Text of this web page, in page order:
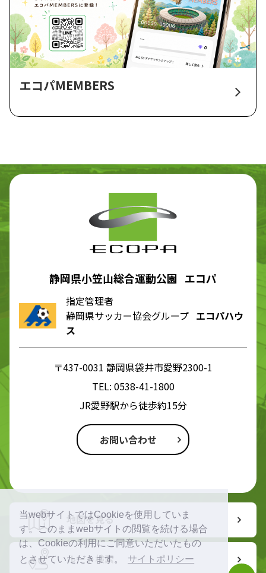
当webサイトではCookieを使用していま
す。このままwebサイトの閲覧を続ける場合
は、Cookieの利用にご同意いただいたもの
とさせていただきます。
サイトポリシー
エコパMEMBERS
静岡県小笠山総合運動公園 エコパ
指定管理者
静岡県サッカー協会グループ エコパハウ
ス
〒437-0031 静岡県袋井市愛野2300-1
TEL: 0538-41-1800
JR愛野駅から徒歩約15分
お問い合わせ
地図を見る
ルート検索